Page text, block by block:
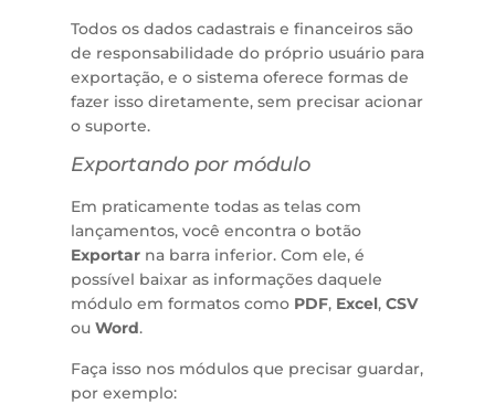
Todos os dados cadastrais e financeiros são
de responsabilidade do próprio usuário para
exportação, e o sistema oferece formas de
fazer isso diretamente, sem precisar acionar
o suporte.
Exportando por módulo
Em praticamente todas as telas com
lançamentos, você encontra o botão
Exportar na barra inferior. Com ele, é
possível baixar as informações daquele
módulo em formatos como PDF, Excel, CSV
ou Word.
Faça isso nos módulos que precisar guardar,
por exemplo: